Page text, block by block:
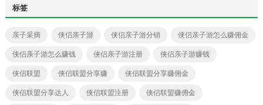
标签
亲子采摘 侠侣亲子游 侠侣亲子游分销 侠侣亲子游怎么赚佣金
侠侣亲子游怎么赚钱 侠侣亲子游注册 侠侣亲子游赚钱
侠侣联盟 侠侣联盟分享赚 侠侣联盟分享赚佣金
侠侣联盟分享达人 侠侣联盟注册 侠侣联盟赚佣金